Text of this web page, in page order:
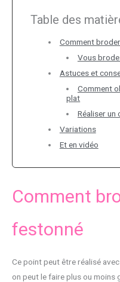
Table des
Comment
Vous
Astuces et
Comment
plat
Réaliser un
Variations
Et en vidéo
Comment
festonné
Ce point peut être réalisé
on peut le faire plus ou moins